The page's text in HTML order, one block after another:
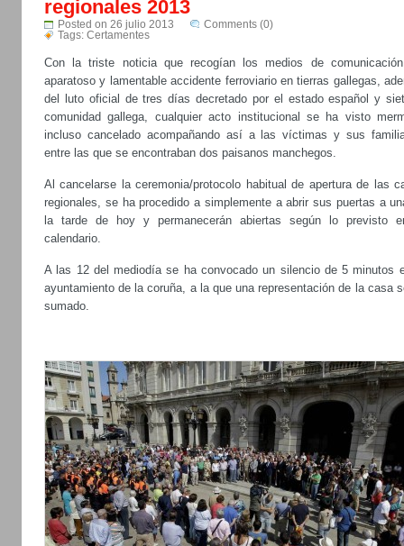
regionales 2013
Posted on 26 julio 2013
Comments (0)
Tags: Certamentes
Con la triste noticia que recogían los medios de
aparatoso y lamentable accidente ferroviario en tierras gallegas,
del luto oficial de tres días decretado por el estado español y
comunidad gallega, cualquier acto institucional se ha visto
incluso cancelado acompañando así a las víctimas y sus
entre las que se encontraban dos paisanos manchegos.
Al cancelarse la ceremonia/protocolo habitual de apertura de las
regionales, se ha procedido a simplemente a abrir sus puertas a
la tarde de hoy y permanecerán abiertas según lo previsto
calendario.
A las 12 del mediodía se ha convocado un silencio de 5 minutos
ayuntamiento de la coruña, a la que una representación de la casa
sumado.